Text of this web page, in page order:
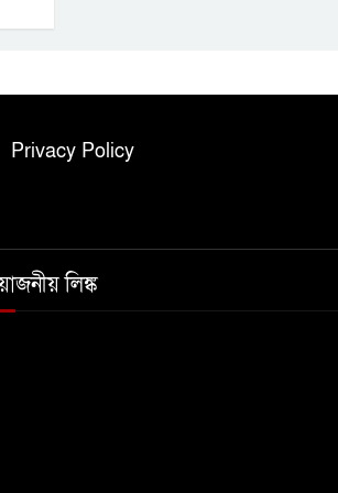
Privacy Policy
লিঙ্ক